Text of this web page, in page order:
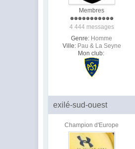
Membres
4 444 messages
Genre: Homme
Ville: Pau & La Seyne
Mon club:
exilé-sud-ouest
Champion d'Europe